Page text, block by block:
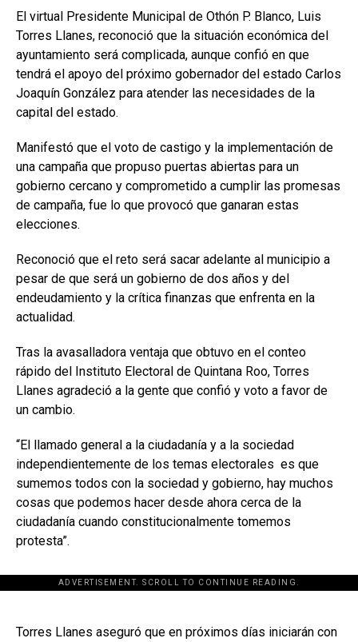
El virtual Presidente Municipal de Othón P. Blanco, Luis
Torres Llanes, reconoció que la situación económica del
ayuntamiento será complicada, aunque confió en que
tendrá el apoyo del próximo gobernador del estado Carlos
Joaquín González para atender las necesidades de la
capital del estado.
Manifestó que el voto de castigo y la implementación de
una campaña que propuso puertas abiertas para un
gobierno cercano y comprometido a cumplir las promesas
de campaña, fue lo que provocó que ganaran estas
elecciones.
Reconoció que el reto será sacar adelante al municipio a
pesar de que será un gobierno de dos años y del
endeudamiento y la crítica finanzas que enfrenta en la
actualidad.
Tras la avasalladora ventaja que obtuvo en el conteo
rápido del Instituto Electoral de Quintana Roo, Torres
Llanes agradeció a la gente que confió y voto a favor de
un cambio.
“El llamado general a la ciudadanía y a la sociedad
independientemente de los temas electorales es que
sumemos todos con la sociedad y gobierno, hay muchos
cosas que podemos hacer desde ahora cerca de la
ciudadanía cuando constitucionalmente tomemos
protesta”.
ADVERTISEMENT. SCROLL TO CONTINUE READING.
[adsforwp id="243463"]
Torres Llanes aseguró que en próximos días iniciarán con